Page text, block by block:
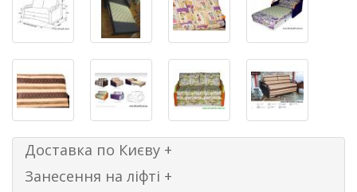
Доставка по Києву +
Занесення на ліфті +